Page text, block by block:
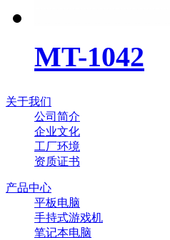
MT-1042
关于我们
公司简介
企业文化
工厂环境
资质证书
产品中心
平板电脑
手持式游戏机
笔记本电脑